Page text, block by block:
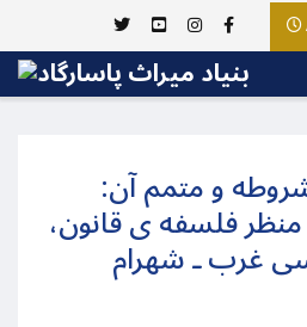
و متمم آن:
منظر فلسفه ی قانون،
غرب ـ شهرام